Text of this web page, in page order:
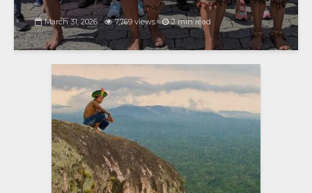
March 31, 2026 7,769 views 2 min read